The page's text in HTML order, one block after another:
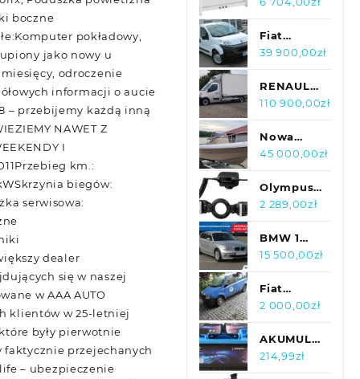
boczne
pokładowy,
jako nowy u
odroczenie
informacji o aucie
– przebijemy każdą inną
NAWET Z
I
km.:
biegów:
serwisowa:
dealer
się w naszej
w AAA AUTO
klientów w 25-letniej
były pierwotnie
faktycznie przejechanych
– ubezpieczenie
180KM
Clavinova
Fiat
Fiorino 1.3
80KM
SalonPL
FV23%
39 900,00zł
RENAULT
MASTER
8EP
CHŁODNIA
KLIMA
110 900,00zł
Nowa
Łódź
G&J Boats
Open 530
45 000,00zł
Olympus
STF-8
Makro
2 289,00zł
BMW 1
116i ,
Klimatronic,
Parktronic
15 500,00zł
Fiat
Panda typ
roku
2 000,00zł
AKUMULATOR
JENOX
214,99zł